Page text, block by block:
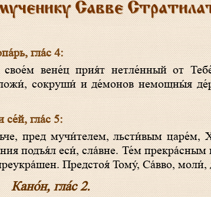
Савве
гла́с 4:
сокруши́ и де́монов немощны́я
се́й, гла́с 5:
подъя́л еси́, сла́вне. Те́м
Предстоя́ Тому́, Са́вво,
Кано́н, гла́с 2.